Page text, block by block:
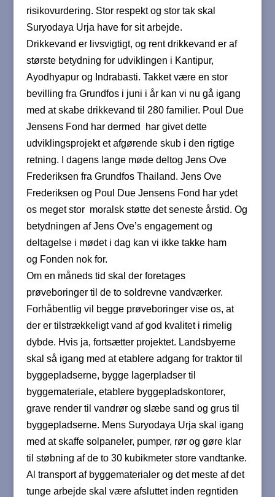
risikovurdering. Stor respekt og stor tak skal
Suryodaya Urja have for sit arbejde.
Drikkevand er livsvigtigt, og rent drikkevand er af
største betydning for udviklingen i Kantipur,
Ayodhyapur og Indrabasti. Takket være en stor
bevilling fra Grundfos i juni i år kan vi nu gå igang
med at skabe drikkevand til 280 familier. Poul Due
Jensens Fond har dermed har givet dette
udviklingsprojekt et afgørende skub i den rigtige
retning. I dagens lange møde deltog Jens Ove
Frederiksen fra Grundfos Thailand. Jens Ove
Frederiksen og Poul Due Jensens Fond har ydet
os meget stor moralsk støtte det seneste årstid. Og
betydningen af Jens Ove’s engagement og
deltagelse i mødet i dag kan vi ikke takke ham
og Fonden nok for.
Om en måneds tid skal der foretages
prøveboringer til de to soldrevne vandværker.
Forhåbentlig vil begge prøveboringer vise os, at
der er tilstrækkeligt vand af god kvalitet i rimelig
dybde. Hvis ja, fortsætter projektet. Landsbyerne
skal så igang med at etablere adgang for traktor til
byggepladserne, bygge lagerpladser til
byggemateriale, etablere byggepladskontorer,
grave render til vandrør og slæbe sand og grus til
byggepladserne. Mens Suryodaya Urja skal igang
med at skaffe solpaneler, pumper, rør og gøre klar
til støbning af de to 30 kubikmeter store vandtanke.
Al transport af byggematerialer og det meste af det
tunge arbejde skal være afsluttet inden regntiden